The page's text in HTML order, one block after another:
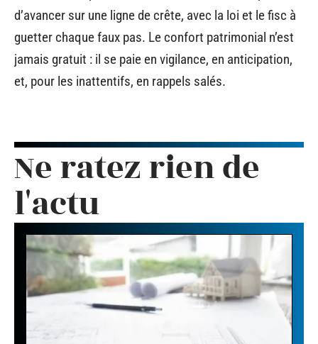
d’avancer sur une ligne de crête, avec la loi et le fisc à
guetter chaque faux pas. Le confort patrimonial n’est
jamais gratuit : il se paie en vigilance, en anticipation,
et, pour les inattentifs, en rappels salés.
Ne ratez rien de
l'actu